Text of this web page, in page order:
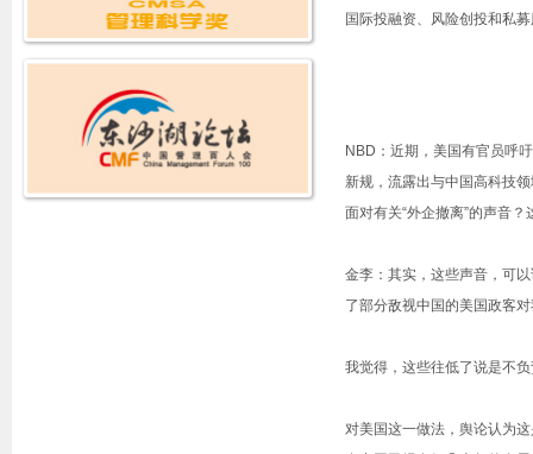
国际投融资、风险创投和私
NBD：近期，美国有官员呼
新规，流露出与中国高科技
面对有关“外企撤离”的声音
金李：其实，这些声音，可
了部分敌视中国的美国政客
我觉得，这些往低了说是不
对美国这一做法，舆论认为